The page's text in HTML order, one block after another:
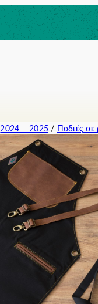
Barista
Σερβιτόρος
Σομελιέ
2024 – 2025 / Ποδιές σε